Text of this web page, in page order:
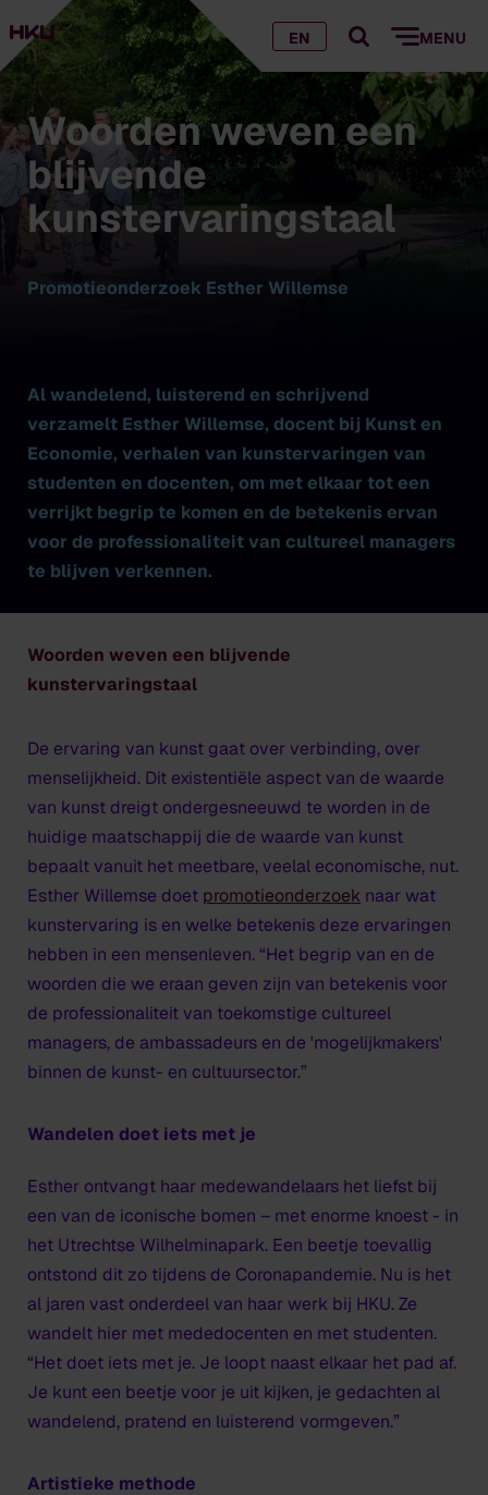
EN MENU
Woorden weven een
blijvende
kunstervaringstaal
Promotieonderzoek Esther Willemse
Al wandelend, luisterend en schrijvend
verzamelt Esther Willemse, docent bij Kunst en
Economie, verhalen van kunstervaringen van
studenten en docenten, om met elkaar tot een
verrijkt begrip te komen en de betekenis ervan
voor de professionaliteit van cultureel managers
te blijven verkennen.
Woorden weven een blijvende
kunstervaringstaal
De ervaring van kunst gaat over verbinding, over
menselijkheid. Dit existentiële aspect van de waarde
van kunst dreigt ondergesneeuwd te worden in de
huidige maatschappij die de waarde van kunst
bepaalt vanuit het meetbare, veelal economische, nut.
Esther Willemse doet promotieonderzoek naar wat
kunstervaring is en welke betekenis deze ervaringen
hebben in een mensenleven. “Het begrip van en de
woorden die we eraan geven zijn van betekenis voor
de professionaliteit van toekomstige cultureel
managers, de ambassadeurs en de 'mogelijkmakers'
binnen de kunst- en cultuursector.”
Wandelen doet iets met je
Esther ontvangt haar medewandelaars het liefst bij
een van de iconische bomen – met enorme knoest - in
het Utrechtse Wilhelminapark. Een beetje toevallig
ontstond dit zo tijdens de Coronapandemie. Nu is het
al jaren vast onderdeel van haar werk bij HKU. Ze
wandelt hier met mededocenten en met studenten.
“Het doet iets met je. Je loopt naast elkaar het pad af.
Je kunt een beetje voor je uit kijken, je gedachten al
wandelend, pratend en luisterend vormgeven.”
Artistieke methode